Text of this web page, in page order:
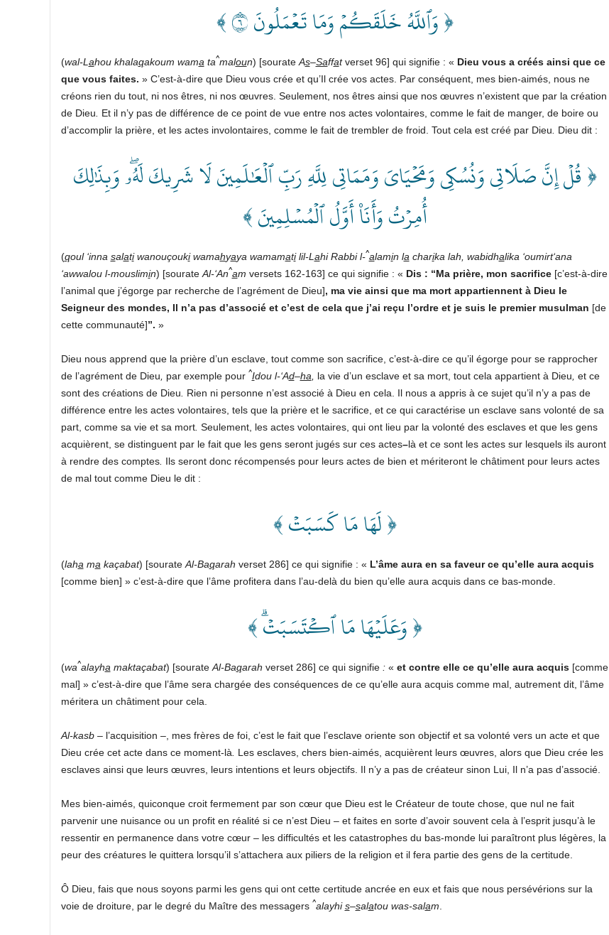
﴿ وَٱللَّهُ خَلَقَكُمۡ وَمَا تَعۡمَلُونَ ٦ ﴾
(wal-L ahou khalaqakoum wama ta^maloun) [sourate As–Saffatverset 96] qui signifie : « Dieu vous a créés ainsi que ce
que vous faites. » C’est-à-dire que Dieu vous crée et qu’Il crée vos actes. Par conséquent, mes bien-aimés, nous ne
créons rien du tout, ni nos êtres, ni nos œuvres. Seulement, nos êtres ainsi que nos œuvres n’existent que par la création
de Dieu
Et il n’y pas de différence de ce point de vue entre nos actes volontaires, comme le fait de manger, de boire ou
d’accomplir la prière, et les actes involontaires, comme le fait de trembler de froid. Tout cela est créé par Dieu
Dieu dit :
﴿ قُلۡ إِنَّ صَلَاتِي وَنُسُكِي وَمَحۡيَايَ وَمَمَاتِي لِلَّهِ رَبِّ ٱلۡعَٰلَمِينَ لَا شَرِيكَ لَهُۥۖ وَبِذَٰلِكَ
أُمِرۡتُ وَأَنَا۠ أَوَّلُ ٱلۡمُسۡلِمِينَ ﴾
(qoul ‘inna salatiwanouçoukiwamahyaya wamamatilil-L ahi Rabbi l-^alamin la charika lah, wabidhalika ‘oumirt‘ana
‘awwalou l-mouslimin) [sourate Al-‘An^am versets 162-163] ce qui signifie : « Dis : “Ma prière, mon sacrifice [c’est-à-dire
l’animal que j’égorge par recherche de l’agrément de Dieu], ma vie ainsi que ma mort appartiennent à Dieu le
Seigneur des mondes, Il n’a pas d’associé et c’est de cela que j’ai reçu l’ordre et je suis le premier musulman [de
cette communauté]”. »
Dieu nous apprend que la prière d’un esclave, tout comme son sacrifice, c’est-à-dire ce qu’il égorge pour se rapprocher
de l’agrément de Dieu
par exemple pour ^Idou l-‘Ad–ha la vie d’un esclave et sa mort, tout cela appartient à Dieu et ce
sont des créations de Dieu
Rien ni personne n’est associé à Dieu en cela. Il nous a appris à ce sujet qu’il n’y a pas de
différence entre les actes volontaires, tels que la prière et le sacrifice, et ce qui caractérise un esclave sans volonté de sa
part, comme sa vie et sa mort. Seulement, les actes volontaires, qui ont lieu par la volonté des esclaves et que les gens
acquièrent, se distinguent par le fait que les gens seront jugés sur ces actes–là et ce sont les actes sur lesquels ils auront
à rendre des comptes. Ils seront donc récompensés pour leurs actes de bien et mériteront le châtiment pour leurs actes
de mal tout comme Dieu le dit :
﴿ لَهَا مَا كَسَبَتۡ ﴾
(laha ma kaçabat) [sourate Al-Baqarah verset 286] ce qui signifie : « L’âme aura en sa faveur ce qu’elle aura acquis
[comme bien] » c’est-à-dire que l’âme profitera dans l’au-delà du bien qu’elle aura acquis dans ce bas-monde.
﴿ وَعَلَيۡهَا مَا ٱكۡتَسَبَتۡۗ ﴾
(wa^alayha maktaçabat) [sourate Al-Baqarah verset 286] ce qui signifie:« et contre elle ce qu’elle aura acquis [comme
mal] » c’est-à-dire que l’âme sera chargée des conséquences de ce qu’elle aura acquis comme mal, autrement dit, l’âme
méritera un châtiment pour cela.
Al-kasb– l’acquisition –, mes frères de foi, c’est le fait que l’esclave oriente son objectif et sa volonté vers un acte et que
Dieu crée cet acte dans ce moment-là
Les esclaves, chers bien-aimés, acquièrent leurs œuvres, alors que Dieu crée les
esclaves ainsi que leurs œuvres, leurs intentions et leurs objectifs. Il n’y a pas de créateur sinon Lui, Il n’a pas d’associé.
Mes bien-aimés, quiconque croit fermement par son cœur que Dieu est le Créateur de toute chose, que nul ne fait
parvenir une nuisance ou un profit en réalité si ce n’est Dieu – et faites en sorte d’avoir souvent cela à l’esprit jusqu’à le
ressentir en permanence dans votre cœur – les difficultés et les catastrophes du bas-monde lui paraîtront plus légères, la
peur des créatures le quittera lorsqu’il s’attachera aux piliers de la religion et il fera partie des gens de la certitude.
Ô Dieu, fais que nous soyons parmi les gens qui ont cette certitude ancrée en eux et fais que nous persévérions sur la
voie de droiture, par le degré du Maître des messagers ^alayhis–salatou was-salam